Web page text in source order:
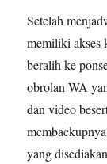
Setelah
memiliki akses
beralih ke
obrolan WA
dan video
yang